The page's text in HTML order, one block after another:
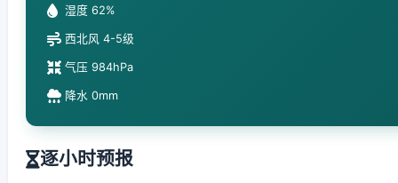
湿度 62%
西北风 4-5级
气压 984hPa
降水 0mm
逐小时预报